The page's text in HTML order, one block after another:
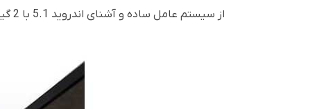
از سیستم عامل ساده و آشنای اندروید 5.1 با 2 گیگابایت رم و 16 گیگابایت رام داخلی استفاده می کند.